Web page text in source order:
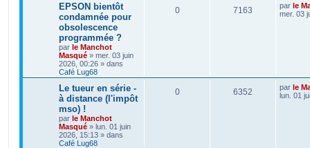
EPSON bientôt
condamnée pour
obsolescence
programmée ?
par le Manchot
Masqué » mer. 03 juin
2026, 00:26 » dans
Café Lug68
0 7163 par le
mer. 03
Le tueur en série -
à distance (l'impôt
mso) !
par le Manchot
Masqué » lun. 01 juin
2026, 15:13 » dans
Café Lug68
0 6352 par le
lun. 01